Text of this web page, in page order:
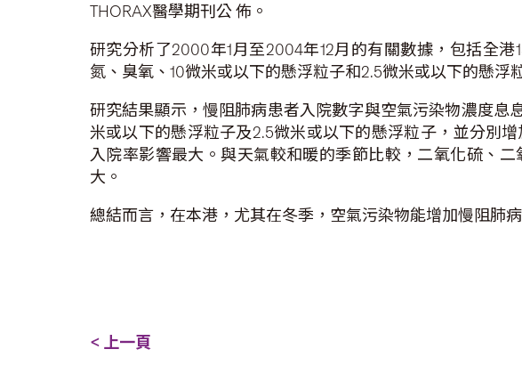
THORAX醫學期刊公 佈。
研究分析了2000年1月至2004年12月的有關數據，包括全
氮、臭氧、10微米或以下的懸浮粒子和2.5微米或以下的懸浮
研究結果顯示，慢阻肺病患者入院數字與空氣污染物濃度
米或以下的懸浮粒子及2.5微米或以下的懸浮粒子，並分別
入院率影響最大。與天氣較和暖的季節比較，二氧化硫、
大。
總結而言，在本港，尤其在冬季，空氣污染物能增加慢阻肺
< 上一頁